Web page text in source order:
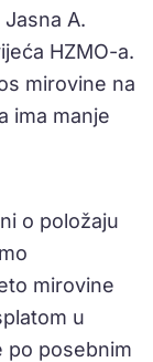
A.
HZMO-a.
mirovine na
ima manje
o položaju
mirovine
u
po posebnim